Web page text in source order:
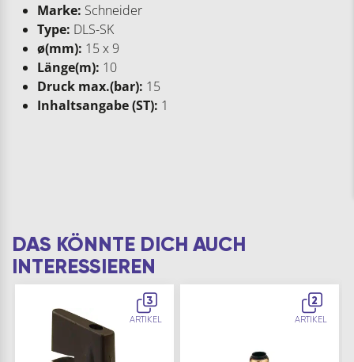
Marke: Schneider
Type: DLS-SK
ø(mm): 15 x 9
Länge(m): 10
Druck max.(bar): 15
Inhaltsangabe (ST): 1
DAS KÖNNTE DICH AUCH
INTERESSIEREN
3
ARTIKEL
2
ARTIKEL